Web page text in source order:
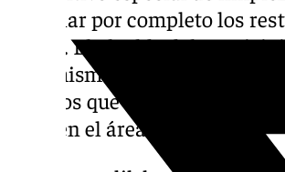
eliminar por completo los
litoral. El alcalde del
esta misma mañana para
trabajos que obligan, por el
baño en el área acotada.